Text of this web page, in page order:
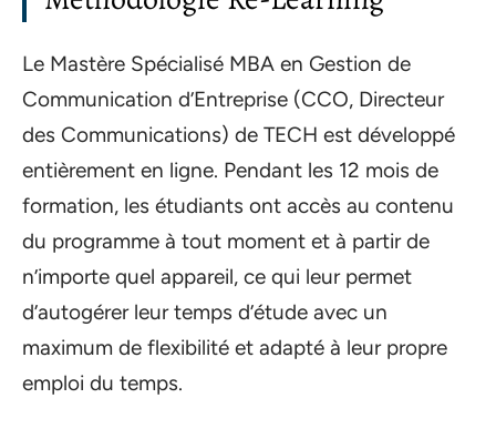
Le Mastère Spécialisé MBA en Gestion de
Communication d’Entreprise (CCO, Directeur
des Communications) de TECH est développé
entièrement en ligne. Pendant les 12 mois de
formation, les étudiants ont accès au contenu
du programme à tout moment et à partir de
n’importe quel appareil, ce qui leur permet
d’autogérer leur temps d’étude avec un
maximum de flexibilité et adapté à leur propre
emploi du temps.